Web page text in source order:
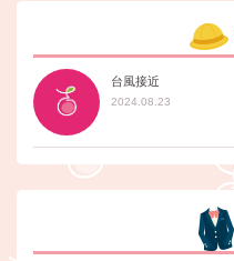
台風接近
2024.08.23